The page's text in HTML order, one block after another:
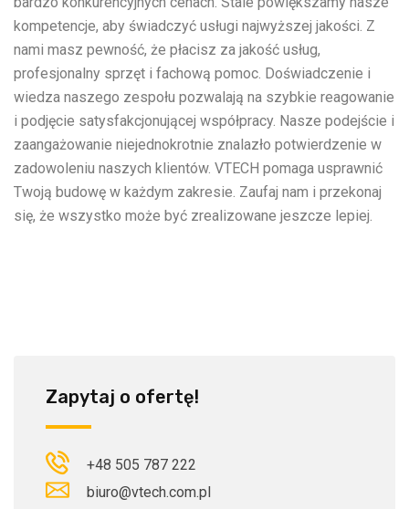
kompetencje, aby świadczyć usługi najwyższej jakości. Z
nami masz pewność, że płacisz za jakość usług,
profesjonalny sprzęt i fachową pomoc. Doświadczenie i
wiedza naszego zespołu pozwalają na szybkie reagowanie
i podjęcie satysfakcjonującej współpracy. Nasze podejście i
zaangażowanie niejednokrotnie znalazło potwierdzenie w
zadowoleniu naszych klientów. VTECH pomaga usprawnić
Twoją budowę w każdym zakresie. Zaufaj nam i przekonaj
się, że wszystko może być zrealizowane jeszcze lepiej.
Zapytaj o ofertę!
+48 505 787 222
biuro@vtech.com.pl